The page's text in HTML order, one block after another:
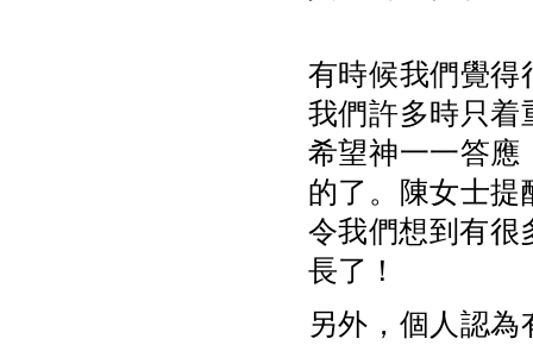
有時候我們覺得
我們許多時只着
希望神一一答應
的了。陳女士提
令我們想到有很
長了！
另外，個人認